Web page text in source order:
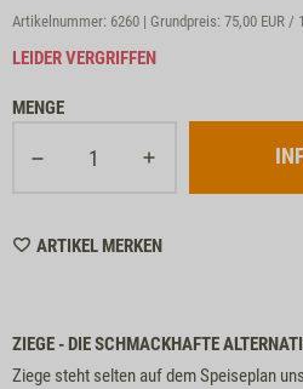
Artikelnummer: 6260 | Grundpreis: 75,00 EUR /
LEIDER VERGRIFFEN
MENGE
ARTIKEL MERKENWISHLIST
ZIEGE - DIE SCHMACKHAFTE
Ziege steht selten auf dem Speiseplan